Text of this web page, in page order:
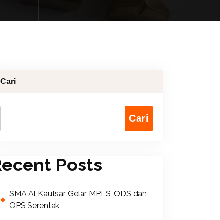
Cari
Cari
Posts
SMA Al Kautsar Gelar MPLS, ODS dan
OPS Serentak